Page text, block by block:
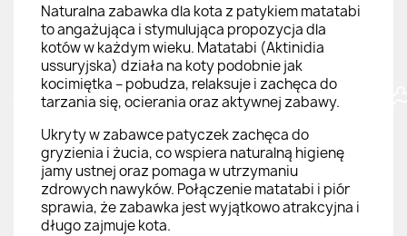
Naturalna zabawka dla kota z patykiem matatabi
to angażująca i stymulująca propozycja dla
kotów w każdym wieku. Matatabi (Aktinidia
ussuryjska) działa na koty podobnie jak
kocimiętka – pobudza, relaksuje i zachęca do
tarzania się, ocierania oraz aktywnej zabawy.
Ukryty w zabawce patyczek zachęca do
gryzienia i żucia, co wspiera naturalną higienę
jamy ustnej oraz pomaga w utrzymaniu
zdrowych nawyków. Połączenie matatabi i piór
sprawia, że zabawka jest wyjątkowo atrakcyjna i
długo zajmuje kota.